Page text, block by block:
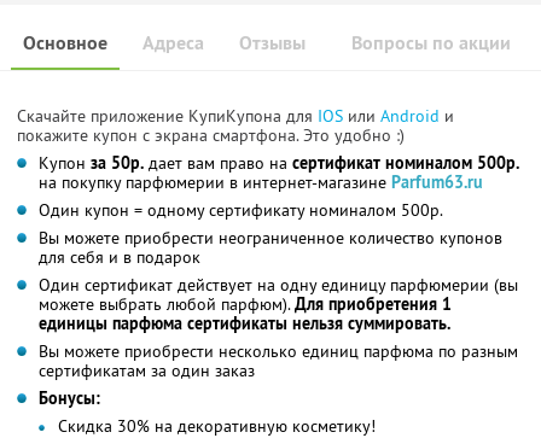
Основное Отзывы Вопросы по акции
Адреса
Скачайте приложение КупиКупона для IOS или Android и
покажите купон с экрана смартфона. Это удобно :)
Купон за 50р. дает вам право на сертификат номиналом 500р.
на покупку парфюмерии в интернет-магазине Parfum63.ru
Один купон = одному сертификату номиналом 500р.
Вы можете приобрести неограниченное количество купонов
для себя и в подарок
Один сертификат действует на одну единицу парфюмерии (вы
можете выбрать любой парфюм).Для приобретения 1
единицы парфюма сертификаты нельзя суммировать.
Вы можете приобрести несколько единиц парфюма по разным
сертификатам за один заказ
Бонусы:
Скидка 30% на декоративную косметику!